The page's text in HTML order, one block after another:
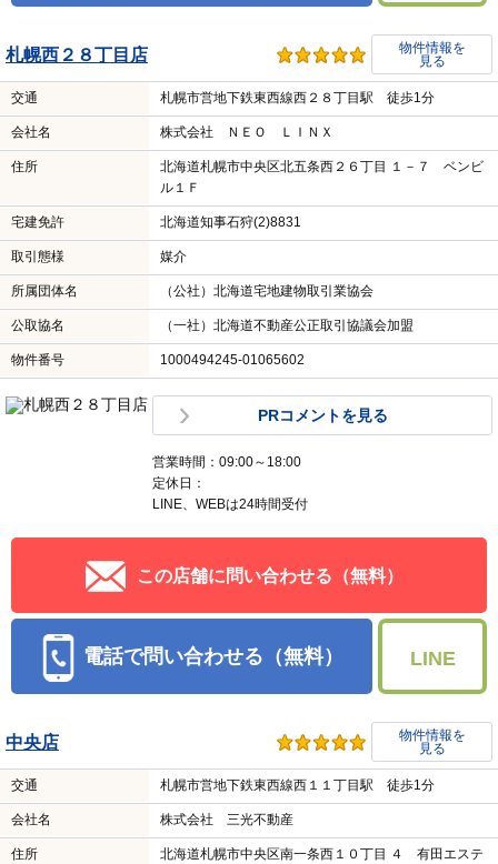
札幌西２８丁目店
物件情報を
見る
交通 札幌市営地下鉄東西線西２８丁目駅 徒歩1分
会社名 株式会社 ＮＥＯ ＬＩＮＸ
住所
北海道札幌市中央区北五条西２６丁目 １－７ ベンビ
ル１Ｆ
宅建免許 北海道知事石狩(2)8831
取引態様 媒介
所属団体名 （公社）北海道宅地建物取引業協会
公取協名 （一社）北海道不動産公正取引協議会加盟
物件番号 1000494245-01065602
PRコメントを見る
営業時間：09:00～18:00
定休日：
LINE、WEBは24時間受付
この店舗に問い合わせる（無料）
電話で問い合わせる（無料） LINE
中央店
物件情報を
見る
交通 札幌市営地下鉄東西線西１１丁目駅 徒歩1分
会社名 株式会社 三光不動産
住所
北海道札幌市中央区南一条西１０丁目 ４ 有田エステ